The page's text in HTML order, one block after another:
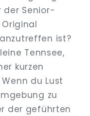
Senior-
ist?
Tennsee,
kurzen
du Lust
zu
der geführten